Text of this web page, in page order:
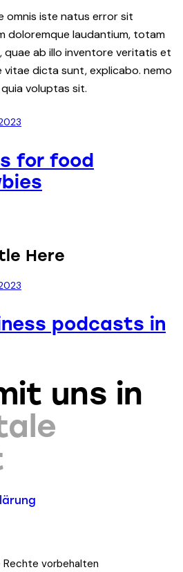
omnis iste natus error sit
doloremque laudantium, totam
quae ab illo inventore veritatis et
dicta sunt, explicabo. nemo
voluptas sit.
for food
Here
podcasts in
uns in
Rechte vorbehalten